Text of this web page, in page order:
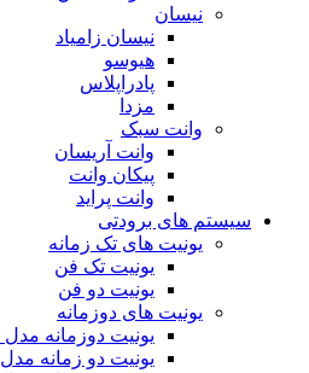
نیسان
نیسان زامیاد
هیوسو
پادراپلاس
مزدا
وانت سبک
وانت آریسان
پیکان وانت
وانت پراید
سیستم های برودتی
یونیت های تک زمانه
یونیت تک فن
یونیت دو فن
یونیت های دوزمانه
یونیت دوزمانه مدل TOS 100
یونیت دو زمانه مدل TOS200